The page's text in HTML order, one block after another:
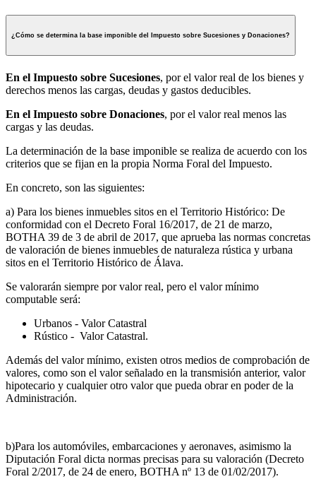
¿Cómo se determina la base imponible del Impuesto sobre Sucesiones y Donaciones?
En el Impuesto sobre Sucesiones, por el valor real de los bienes y
derechos menos las cargas, deudas y gastos deducibles.
En el Impuesto sobre Donaciones, por el valor real menos las
cargas y las deudas.
La determinación de la base imponible se realiza de acuerdo con los
criterios que se fijan en la propia Norma Foral del Impuesto.
En concreto, son las siguientes:
a) Para los bienes inmuebles sitos en el Territorio Histórico: De
conformidad con el Decreto Foral 16/2017, de 21 de marzo,
BOTHA 39 de 3 de abril de 2017, que aprueba las normas concretas
de valoración de bienes inmuebles de naturaleza rústica y urbana
sitos en el Territorio Histórico de Álava.
Se valorarán siempre por valor real, pero el valor mínimo
computable será:
Urbanos - Valor Catastral
Rústico - Valor Catastral.
Además del valor mínimo, existen otros medios de comprobación de
valores, como son el valor señalado en la transmisión anterior, valor
hipotecario y cualquier otro valor que pueda obrar en poder de la
Administración.
b)Para los automóviles, embarcaciones y aeronaves, asimismo la
Diputación Foral dicta normas precisas para su valoración (Decreto
Foral 2/2017, de 24 de enero, BOTHA nº 13 de 01/02/2017).